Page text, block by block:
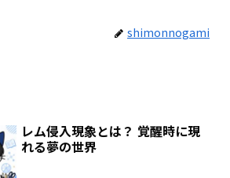
shimonnogami
レム侵入現象とは？ 覚醒時に現
れる夢の世界